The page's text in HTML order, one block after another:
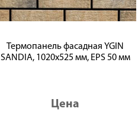
Термопанель фасадная YGIN
SANDIA, 1020х525 мм, EPS 50 мм
Цена